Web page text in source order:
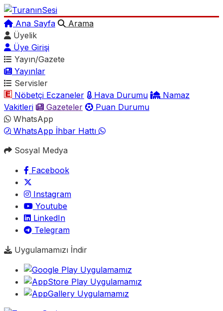
Ana Sayfa
Arama
Üyelik
Üye Girişi
Yayın/Gazete
Yayınlar
Servisler
Nöbetçi Eczaneler
Hava Durumu
Namaz
Vakitleri
Gazeteler
Puan Durumu
WhatsApp
WhatsApp İhbar Hattı
Sosyal Medya
Facebook
Instagram
Youtube
LinkedIn
Telegram
Uygulamamızı İndir